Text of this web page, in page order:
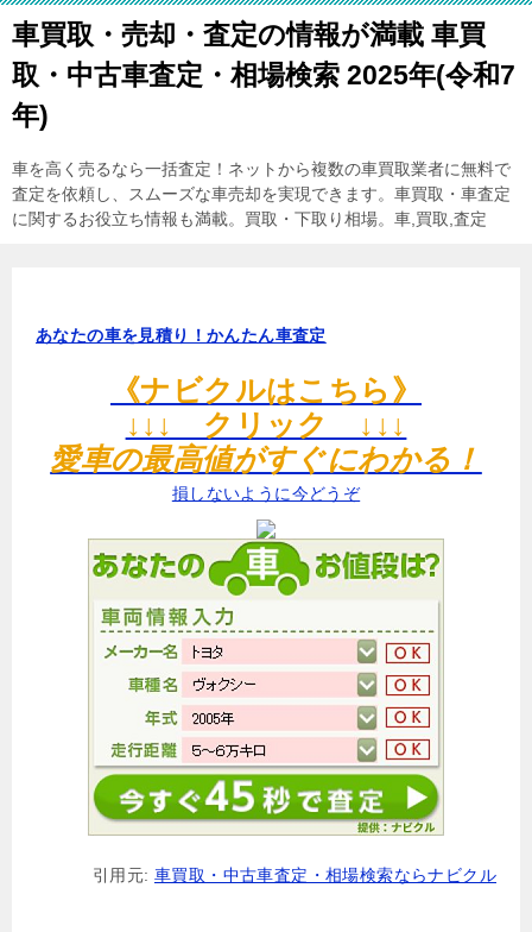
車買取・売却・査定の情報が満載 車買
取・中古車査定・相場検索 2025年(令和7
年)
車を高く売るなら一括査定！ネットから複数の車買取業者に無料で
査定を依頼し、スムーズな車売却を実現できます。車買取・車査定
に関するお役立ち情報も満載。買取・下取り相場。車,買取,査定
あなたの車を見積り！かんたん車査定
《ナビクルはこちら》
↓↓↓ クリック ↓↓↓
愛車の最高値がすぐにわかる！
損しないように今どうぞ
引用元: 車買取・中古車査定・相場検索ならナビクル